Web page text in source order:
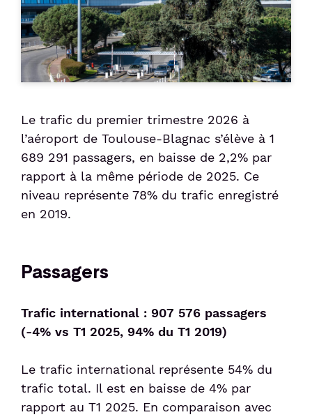
Week-end friendly
Compagnies & Charters
Vols Charters
Réservez vos billets d'avion
Suivi de commande de billets
Liaisons Bus
Service Voiturier
Réservez votre parking
Animations culturelles
Détente et divertissement
Hôtel et salle de réunion
Station de recharge électrique
Shop & Collect
Passer le contrôle sûreté
Passer le contrôles aux frontières
Duty-free
Après votre voyage
Bagages perdus et objets trouvés
Douane
Passagers
Voyager en Famille
Voyageur avec un animal
Politique sociale
Politique sociétale
Confiance clients
Le trafic du premier trimestre 2026 à
l’aéroport de Toulouse-Blagnac s’élève à 1
689 291 passagers, en baisse de 2,2% par
rapport à la même période de 2025. Ce
niveau représente 78% du trafic enregistré
en 2019.
Passagers
Trafic international : 907 576 passagers
(-4% vs T1 2025, 94% du T1 2019)
Le trafic international représente 54% du
trafic total. Il est en baisse de 4% par
rapport au T1 2025. En comparaison avec